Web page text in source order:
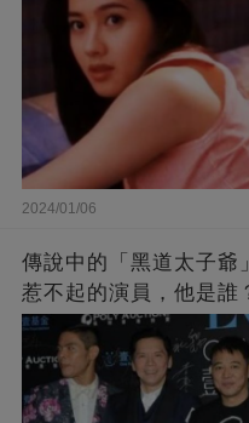
2024/01/06
傳說中的「黑道太子爺
惹不起的演員，他是誰